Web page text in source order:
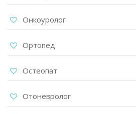
Онкоуролог
Ортопед
Остеопат
Отоневролог